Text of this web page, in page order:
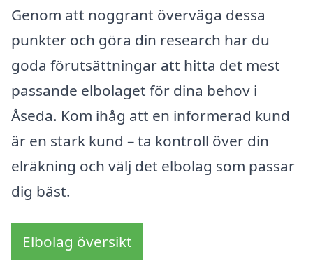
Genom att noggrant överväga dessa
punkter och göra din research har du
goda förutsättningar att hitta det mest
passande elbolaget för dina behov i
Åseda. Kom ihåg att en informerad kund
är en stark kund – ta kontroll över din
elräkning och välj det elbolag som passar
dig bäst.
Elbolag översikt